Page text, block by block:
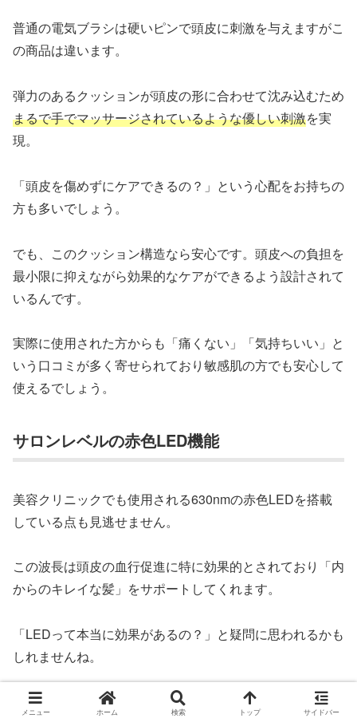
普通の電気ブラシは硬いピンで頭皮に刺激を与えますがこ
の商品は違います。
弾力のあるクッションが頭皮の形に合わせて沈み込むため
まるで手でマッサージされているような優しい刺激を実
現。
「頭皮を傷めずにケアできるの？」という心配をお持ちの
方も多いでしょう。
でも、このクッション構造なら安心です。頭皮への負担を
最小限に抑えながら効果的なケアができるよう設計されて
いるんです。
実際に使用された方からも「痛くない」「気持ちいい」と
いう口コミが多く寄せられており敏感肌の方でも安心して
使えるでしょう。
サロンレベルの赤色LED機能
美容クリニックでも使用される630nmの赤色LEDを搭載
している点も見逃せません。
この波長は頭皮の血行促進に特に効果的とされており「内
からのキレイな髪」をサポートしてくれます。
「LEDって本当に効果があるの？」と疑問に思われるかも
しれませんね。
でも、630nmという波長は科学的に効果が認められてお
メニュー ホーム 検索 トップ サイドバー